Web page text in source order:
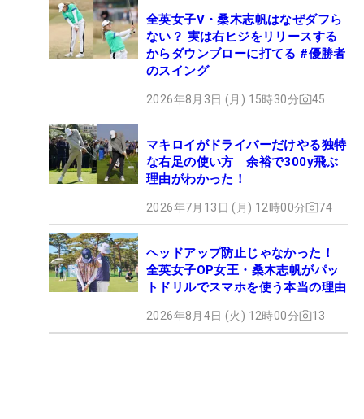
全英女子V・桑木志帆はなぜダフら
ない？ 実は右ヒジをリリースする
からダウンブローに打てる #優勝者
のスイング
2026年8月3日 (月) 15時30分 45
マキロイがドライバーだけやる独特
な右足の使い方 余裕で300y飛ぶ
理由がわかった！
2026年7月13日 (月) 12時00分 74
ヘッドアップ防止じゃなかった！
全英女子OP女王・桑木志帆がパッ
トドリルでスマホを使う本当の理由
2026年8月4日 (火) 12時00分 13